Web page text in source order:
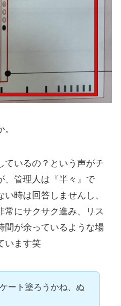
ているの？という声がチ
、管理人は『半々』で
時は回答しませんし、
常にサクサク進み、リス
間が余っているような場
います笑
ート塗ろうかね、ぬ